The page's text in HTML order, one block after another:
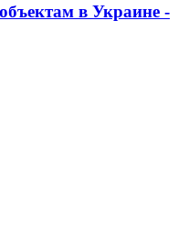
в Украине -